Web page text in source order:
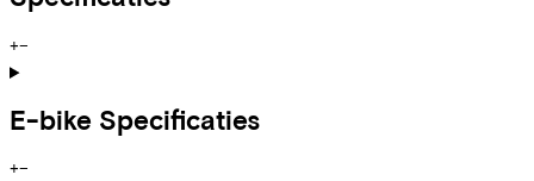
+−
E-bike Specificaties
+−